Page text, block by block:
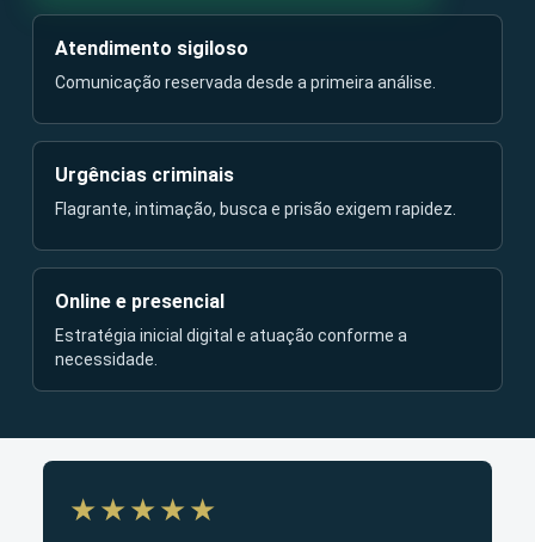
Atendimento sigiloso
Comunicação reservada desde a primeira análise.
Urgências criminais
Flagrante, intimação, busca e prisão exigem rapidez.
Online e presencial
Estratégia inicial digital e atuação conforme a
necessidade.
★★★★★